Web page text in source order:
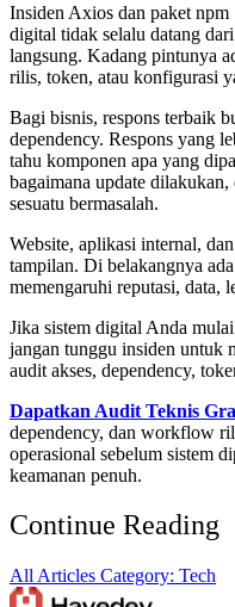
Insiden Axios dan paket
digital tidak selalu datang
langsung. Kadang pintunya
rilis, token, atau konfigurasi
Bagi bisnis, respons terbaik
dependency. Respons yang
tahu komponen apa yang
bagaimana update
sesuatu bermasalah.
Website, aplikasi internal,
tampilan. Di belakangnya
memengaruhi reputasi, data,
Jika sistem digital Anda
jangan tunggu insiden untuk
audit akses, dependency,
Dapatkan Audit Teknis
dependency, dan workflow
operasional sebelum sistem
keamanan penuh.
Continue Reading
All Articles Category: Tech